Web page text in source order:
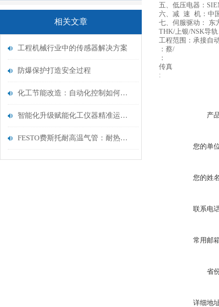
相关文章
工程机械行业中的传感器解决方案
防爆保护打造安全过程
化工节能改造：自动化控制如何降低 15% 能耗？
智能化升级赋能化工仪器精准运维——探析在线分析仪器的校准技术与应用优化
FESTO费斯托耐高温气管：耐热挑战，保障气动系统顺畅运行
五、低压电器：
六、减 速 机：中
七、伺服驱动： 东
THK/上银/NSK导
工程范围：承接自
：蔡/
：
传真
:
产
您的单
您的姓
联系电
常用邮
省
详细地